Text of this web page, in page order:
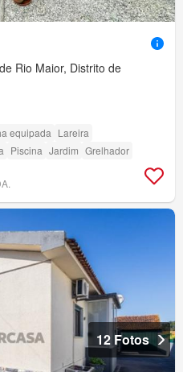
Rio Maior, Distrito de
equipada Lareira
Piscina Jardim Grelhador
12 Fotos